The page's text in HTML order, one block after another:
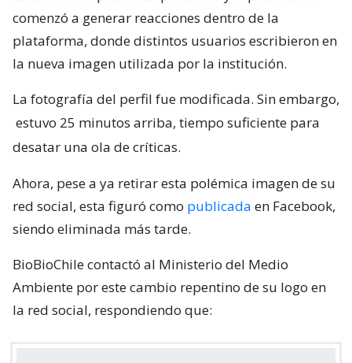
comenzó a generar reacciones dentro de la
plataforma, donde distintos usuarios escribieron en
la nueva imagen utilizada por la institución.
La fotografía del perfil fue modificada. Sin embargo,
estuvo 25 minutos arriba, tiempo suficiente para
desatar una ola de críticas.
Ahora, pese a ya retirar esta polémica imagen de su
red social, esta figuró como publicada en Facebook,
siendo eliminada más tarde.
BioBioChile contactó al Ministerio del Medio
Ambiente por este cambio repentino de su logo en
la red social, respondiendo que: